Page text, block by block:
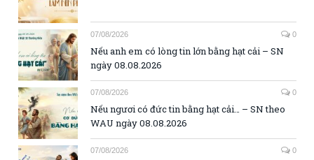
07/08/2026 0
Nếu anh em có lòng tin lớn bằng hạt cải – SN
ngày 08.08.2026
07/08/2026 0
Nếu ngươi có đức tin bằng hạt cải… – SN theo
WAU ngày 08.08.2026
07/08/2026 0